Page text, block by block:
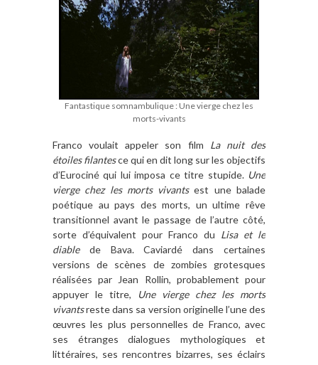
Fantastique somnambulique : Une vierge chez les
morts-vivants
Franco voulait appeler son film La nuit des
étoiles filantesce qui en dit long sur les objectifs
d’Eurociné qui lui imposa ce titre stupide. Une
vierge chez les morts vivantsest une balade
poétique au pays des morts, un ultime rêve
transitionnel avant le passage de l’autre côté,
sorte d’équivalent pour Franco du Lisa et le
diablede Bava. Caviardé dans certaines
versions de scènes de zombies grotesques
réalisées par Jean Rollin, probablement pour
appuyer le titre,
Une vierge chez les morts
vivantsreste dans sa version originelle l’une des
œuvres les plus personnelles de Franco, avec
ses étranges dialogues mythologiques et
littéraires, ses rencontres bizarres, ses éclairs